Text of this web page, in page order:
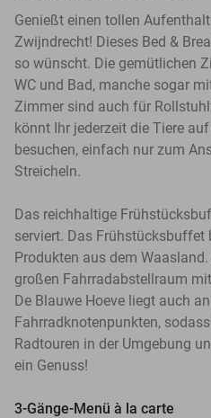
Genießt einen tollen
Zwijndrecht! Dieses Bed &
so wünscht. Die gemütlichen
WC und Bad, manche sogar
Zimmer sind auch für
könnt Ihr jederzeit die Tiere
besuchen, einfach nur zum
Streicheln.
Das reichhaltige
serviert. Das Frühstücksbuffet
Produkten aus dem
großen Fahrradabstellraum
De Blauwe Hoeve liegt auch
Fahrradknotenpunkten,
Radtouren in der Umgebung
ein Genuss!
3-Gänge-Menü à la carte